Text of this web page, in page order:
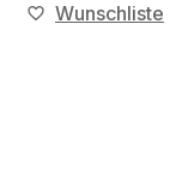
Wunschliste